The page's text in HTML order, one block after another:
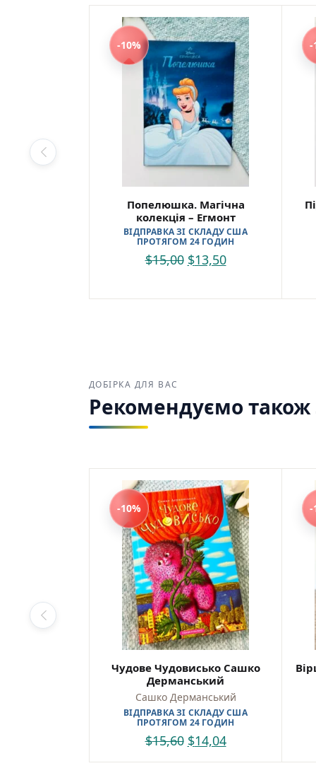
-10%
Попелюшка. Магічна
колекція – Егмонт
ВІДПРАВКА ЗІ СКЛАДУ США
ПРОТЯГОМ 24 ГОДИН
$15,00 $13,50
-
ДОБІРКА ДЛЯ ВАС
Рекомендуємо також
-10%
Чудове Чудовисько Сашко
Дерманський
Сашко Дерманський
ВІДПРАВКА ЗІ СКЛАДУ США
ПРОТЯГОМ 24 ГОДИН
$15,60 $14,04
-